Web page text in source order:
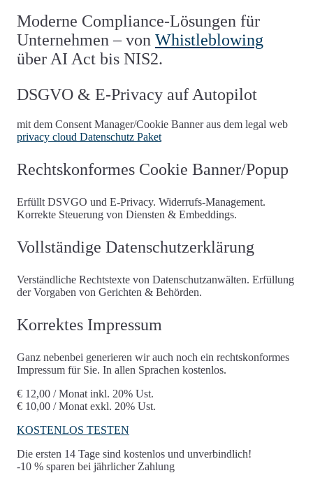
Moderne Compliance-Lösungen für
Unternehmen – von Whistleblowing
über AI Act bis NIS2.
DSGVO & E-Privacy auf Autopilot
mit dem Consent Manager/Cookie Banner aus dem legal web
privacy cloud Datenschutz Paket
Rechtskonformes Cookie Banner/Popup
Erfüllt DSVGO und E-Privacy. Widerrufs-Management.
Korrekte Steuerung von Diensten & Embeddings.
Vollständige Datenschutzerklärung
Verständliche Rechtstexte von Datenschutzanwälten. Erfüllung
der Vorgaben von Gerichten & Behörden.
Korrektes Impressum
Ganz nebenbei generieren wir auch noch ein rechtskonformes
Impressum für Sie. In allen Sprachen kostenlos.
€ 12,00 / Monat inkl. 20% Ust.
€ 10,00 / Monat exkl. 20% Ust.
KOSTENLOS TESTEN
Die ersten 14 Tage sind kostenlos und unverbindlich!
-10 % sparen bei jährlicher Zahlung